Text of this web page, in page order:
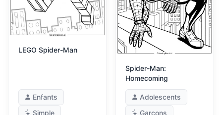
LEGO Spider-Man
Enfants
Simple
Spider-Man:
Homecoming
Adolescents
Garçons